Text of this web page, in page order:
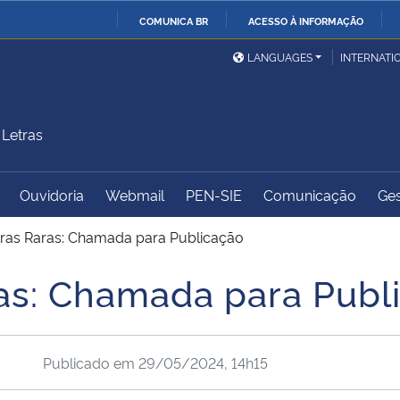
COMUNICA BR ACESSO À INFORMAÇÃO
Ministério da Defesa
Ministério das Relações
Exteriores
Ministério do
Desenvolvimento Regional
Controladoria-Geral da
União
Advocacia-Geral da União Banco Central do Brasil
LANGUAGES
Ouvidoria Webmail PEN-SIE Comunicação
Raras: Chamada para Publicação
Chamada para
Publicado em 29/05/2024, 14h15